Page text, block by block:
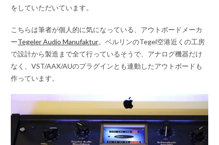
をしていただいています。
こちらは筆者が個人的に気になっている、アウトボードメーカ
ーTegeler Audio Manufaktur。ベルリンのTegel空港近くの工房
で設計から製造まで全て行っているそうで、アナログ機器だけ
なく、VST/AAX/AUのプラグインとも連動したアウトボードも
作っています。